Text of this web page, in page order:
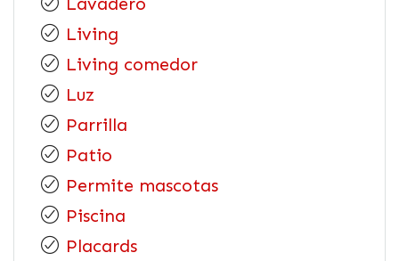
Living
Living comedor
Luz
Parrilla
Patio
Permite mascotas
Piscina
Placards